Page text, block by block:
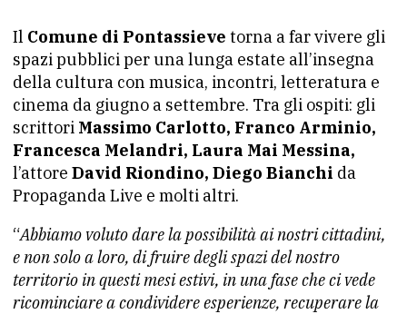
Il Comune di Pontassieve torna a far vivere gli
spazi pubblici per una lunga estate all’insegna
della cultura con musica, incontri, letteratura e
cinema da giugno a settembre. Tra gli ospiti: gli
scrittori Massimo Carlotto, Franco Arminio,
Francesca Melandri, Laura Mai Messina,
l’attore David Riondino, Diego Bianchi da
Propaganda Live e molti altri.
“Abbiamo voluto dare la possibilità ai nostri cittadini,
e non solo a loro, di fruire degli spazi del nostro
territorio in questi mesi estivi, in una fase che ci vede
ricominciare a condividere esperienze, recuperare la